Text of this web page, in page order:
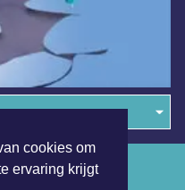
cookies om
ervaring krijgt